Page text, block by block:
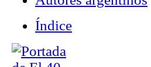
Índice